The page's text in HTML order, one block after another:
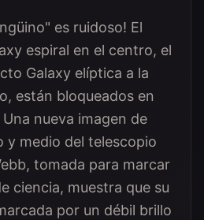
es ruidoso! El
espiral en el centro, el
Galaxy elíptica a la
están bloqueados en
nueva imagen de
y medio del telescopio
tomada para marcar
ciencia, muestra que su
por un débil brillo